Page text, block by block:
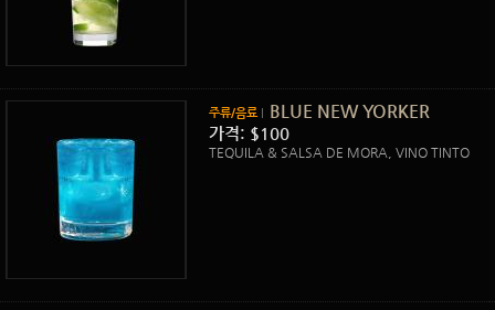
주류/음료 BLUE NEW YORKER
가격: $100
TEQUILA & SALSA DE MORA, VINO TINTO